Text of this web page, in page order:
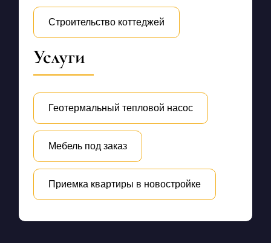
Строительство коттеджей
Услуги
Геотермальный тепловой насос
Мебель под заказ
Приемка квартиры в новостройке